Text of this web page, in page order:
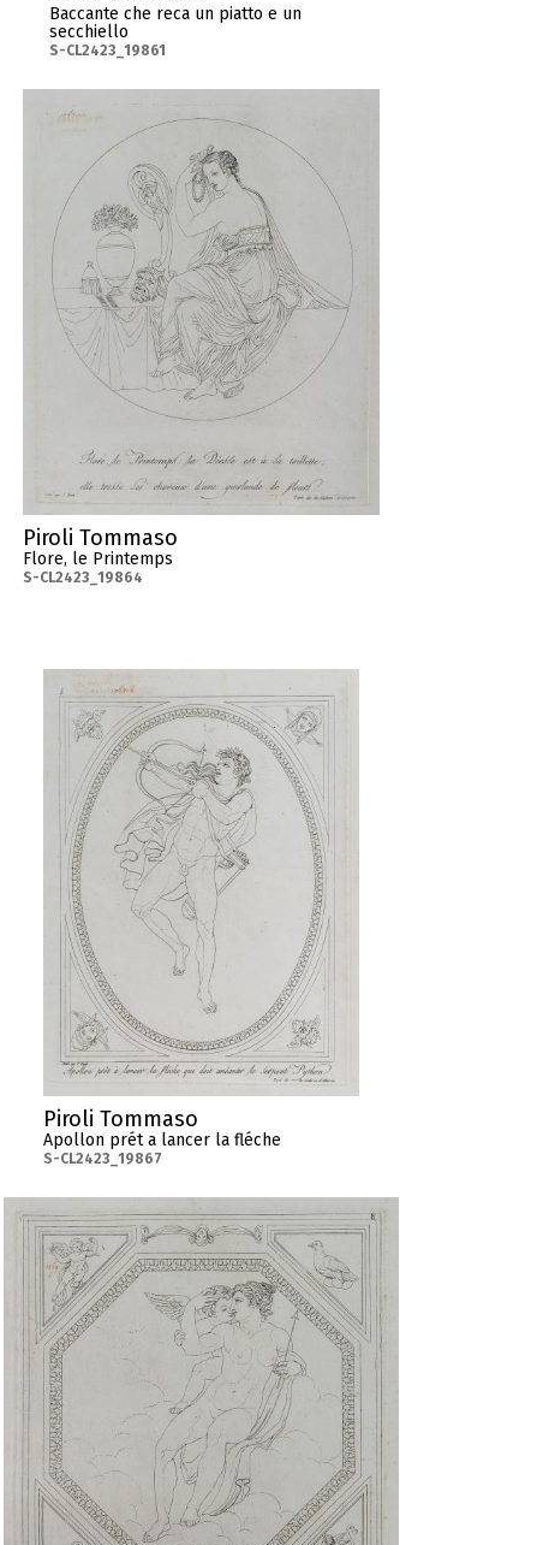
Baccante che reca un piatto e un
secchiello
S-CL2423_19861
Piroli Tommaso
Flore, le Printemps
S-CL2423_19864
Piroli Tommaso
Apollon prét a lancer la fléche
S-CL2423_19867